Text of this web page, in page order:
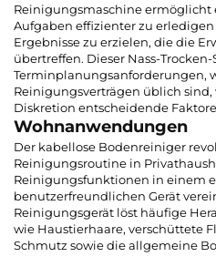
Reinigungsmaschine ermöglicht
Aufgaben effizienter zu
Ergebnisse zu erzielen, die die
übertreffen. Dieser Nass-
Terminplanungsanforderungen,
Reinigungsverträgen üblich
Diskretion entscheidende
Wohnanwendungen
Der kabellose Bodenreiniger
Reinigungsroutine in
Reinigungsfunktionen in einem
benutzerfreundlichen Gerät
Reinigungsgerät löst häufige
wie Haustierhaare, verschüttete
Schmutz sowie die allgemeine